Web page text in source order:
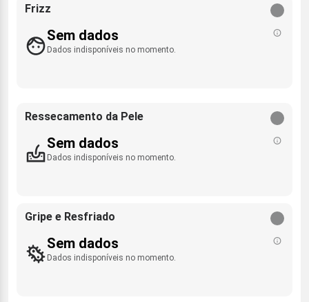
Frizz
Sem dados
Dados indisponíveis no momento.
Ressecamento da Pele
Sem dados
Dados indisponíveis no momento.
Gripe e Resfriado
Sem dados
Dados indisponíveis no momento.